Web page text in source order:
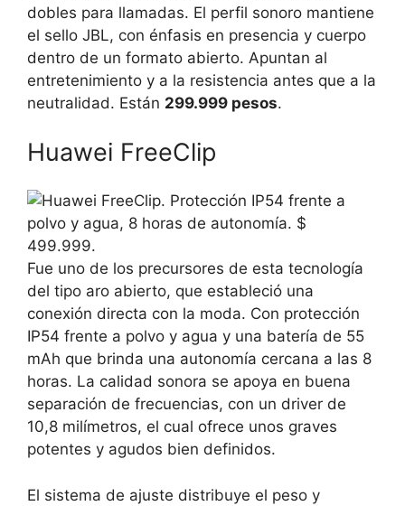
dobles para llamadas. El perfil sonoro mantiene
el sello JBL, con énfasis en presencia y cuerpo
dentro de un formato abierto. Apuntan al
entretenimiento y a la resistencia antes que a la
neutralidad. Están 299.999 pesos.
Huawei FreeClip
Fue uno de los precursores de esta tecnología
del tipo aro abierto, que estableció una
conexión directa con la moda. Con protección
IP54 frente a polvo y agua y una batería de 55
mAh que brinda una autonomía cercana a las 8
horas. La calidad sonora se apoya en buena
separación de frecuencias, con un driver de
10,8 milímetros, el cual ofrece unos graves
potentes y agudos bien definidos.
El sistema de ajuste distribuye el peso y